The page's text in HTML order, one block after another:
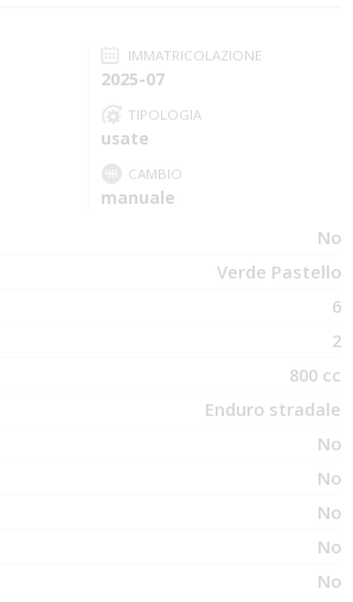
IMMATRICOLAZIONE
2025-07
TIPOLOGIA
usate
CAMBIO
manuale
No
Verde Pastello
6
2
800 cc
Enduro stradale
No
No
No
No
No